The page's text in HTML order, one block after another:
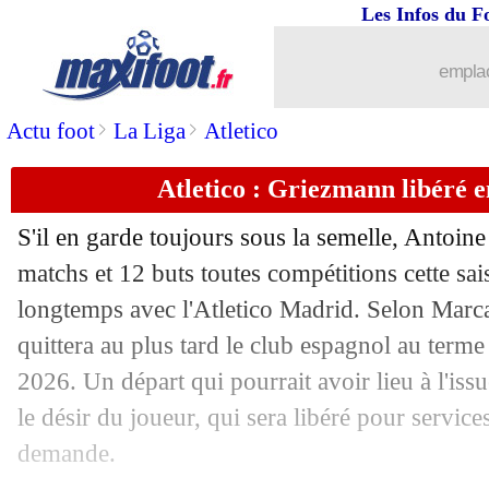
Actu foot> La Liga> Atletico
Les Infos du
Atletico : Griezmann libéré
S'il en garde toujours sous la semelle,
matchs et 12 buts toutes compétitions cette
longtemps avec l'Atletico Madrid. Selon
quittera au plus tard le club espagnol au
2026. Un départ qui pourrait avoir lieu à
le désir du joueur, qui sera libéré pour
demande.
: Luiz Felipe encense la L1
08/01 Lyon: Aulas inquiet pour la DNCG
: Zedadka file en Pologne
08/01 Lyon: Aulas voit très grand pour
08/01 EdF : le message de L. Hernandez
08/01 : Mbappé, les supporters
08/01 Lyon: offre saoudienne refusée pour
08/01 EdF